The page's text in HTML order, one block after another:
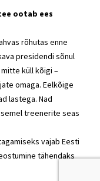
ootab ees
rõhutas enne
presidendi sõnul
küll kõigi –
omaga. Eelkõige
lastega. Nad
treenerite seas
vajab Eesti
tähendaks